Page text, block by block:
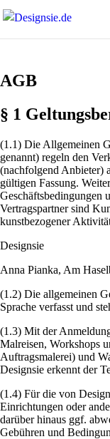
AGB
§ 1
(1.1) Die Allgemeinen
genannt) regeln den
(nachfolgend Anbieter)
gültigen Fassung.
Geschäftsbedingungen
Vertragspartner sind
kunstbezogener
Designsie
Anna Pianka, Am
(1.2) Die allgemeinen
Sprache verfasst und
(1.3) Mit der
Malreisen, Workshops
Auftragsmalerei) und
Designsie erkennt der
(1.4) Für die von
Einrichtungen oder
darüber hinaus ggf.
Gebühren und